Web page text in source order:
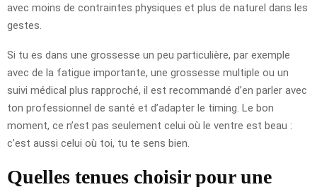
avec moins de contraintes physiques et plus de naturel dans les
gestes.
Si tu es dans une grossesse un peu particulière, par exemple
avec de la fatigue importante, une grossesse multiple ou un
suivi médical plus rapproché, il est recommandé d’en parler avec
ton professionnel de santé et d’adapter le timing. Le bon
moment, ce n’est pas seulement celui où le ventre est beau :
c’est aussi celui où toi, tu te sens bien.
Quelles tenues choisir pour une